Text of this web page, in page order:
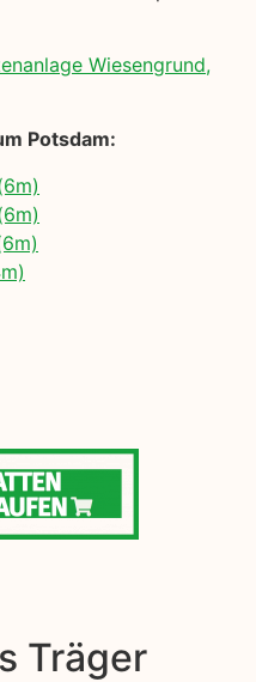
Wiesengrund,
Potsdam:
Träger